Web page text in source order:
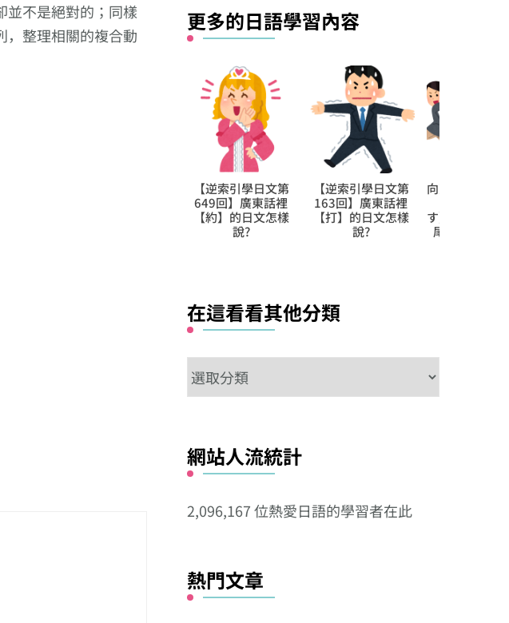
並不是絕對的；同樣
，整理相關的複合動
更多的日語學習內容
163回】廣東話裡
向更仔細的動作描述
邁進!【使い残
す】、以【残す】接
尾的複合動詞系列
不要再把雷踩下去
了!!別人一句「もう
いい」其實可能準備
翻你桌，而你卻聽不
在這看看其他分類
在
這
其
分
網站人流統計
2,096,167 位熱愛日語的學習者在此
熱門文章